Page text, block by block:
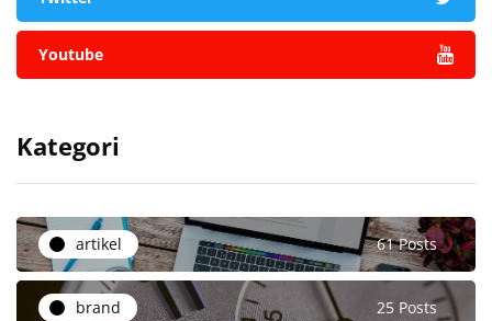
Youtube
Kategori
artikel 61 Posts
brand 25 Posts